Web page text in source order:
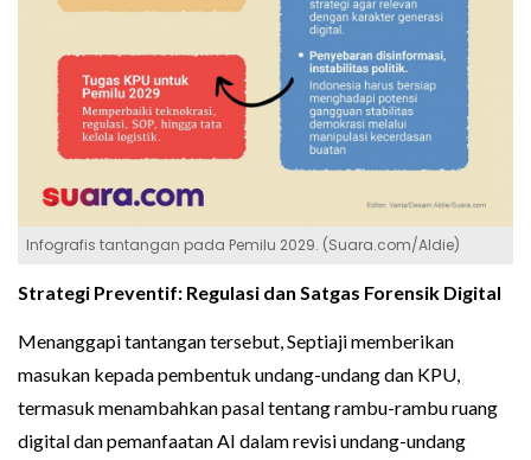
Infografis tantangan pada Pemilu 2029. (Suara.com/Aldie)
Strategi Preventif: Regulasi dan Satgas Forensik Digital
Menanggapi tantangan tersebut, Septiaji memberikan
masukan kepada pembentuk undang-undang dan KPU,
termasuk menambahkan pasal tentang rambu-rambu ruang
digital dan pemanfaatan AI dalam revisi undang-undang